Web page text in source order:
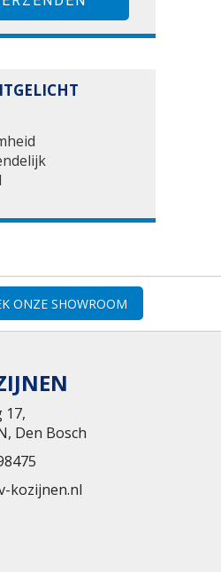
ONZE SHOWROOM
17,
Den Bosch
kozijnen.nl